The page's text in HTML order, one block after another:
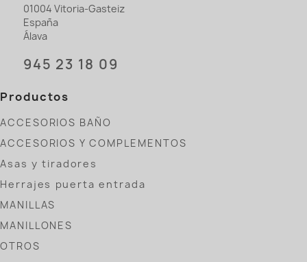
01004 Vitoria-Gasteiz
España
Álava
945 23 18 09
Productos
ACCESORIOS BAÑO
ACCESORIOS Y COMPLEMENTOS
Asas y tiradores
Herrajes puerta entrada
MANILLAS
MANILLONES
OTROS